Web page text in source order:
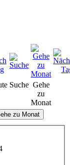
Suche Gehe
zu
Monat
zu Monat